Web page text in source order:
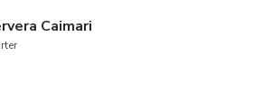
Caimari